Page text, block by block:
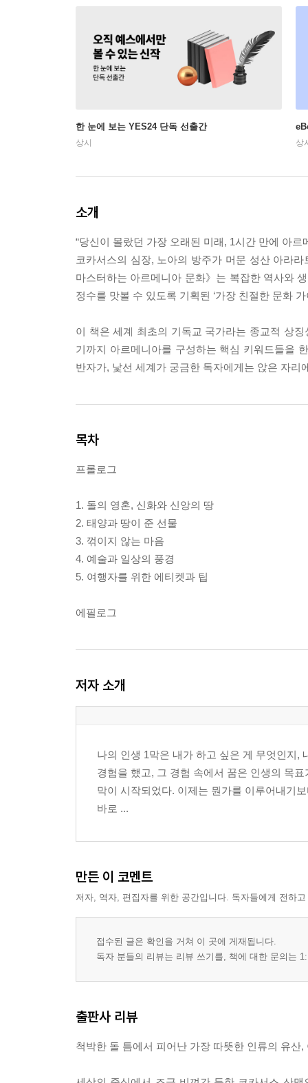
한 눈에 보는 YES24 단독 선출간
상시 상
소개
“당신이 몰랐던 가장 오래된 미래, 1시간 만에 아르
코카서스의 심장, 노아의 방주가 머문 성산 아라
마스터하는 아르메니아 문화》는 복잡한 역사와
정수를 맛볼 수 있도록 기획된 ‘가장 친절한 문화 가
이 책은 세계 최초의 기독교 국가라는 종교적 상징
기까지 아르메니아를 구성하는 핵심 키워드들을
반자가, 낯선 세계가 궁금한 독자에게는 앉은 자
목차
프롤로그
1. 돌의 영혼, 신화와 신앙의 땅
2. 태양과 땅이 준 선물
3. 꺾이지 않는 마음
4. 예술과 일상의 풍경
5. 여행자를 위한 에티켓과 팁
에필로그
저자 소개
나의 인생 1막은 내가 하고 싶은 게 무엇인지,
경험을 했고, 그 경험 속에서 꿈은 인생의 목
막이 시작되었다. 이제는 뭔가를 이루어내기
바로 ...
만든 이 코멘트
저자, 역자, 편집자를 위한 공간입니다. 독자들에게 전하
접수된 글은 확인을 거쳐 이 곳에 게재됩니다.
독자 분들의 리뷰는 리뷰 쓰기를, 책에 대한 문의는
출판사 리뷰
척박한 돌 틈에서 피어난 가장 따뜻한 인류의 유